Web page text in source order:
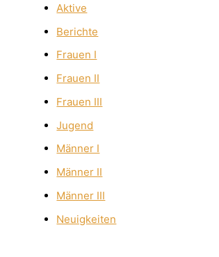
Aktive
Berichte
Frauen I
Frauen II
Frauen III
Jugend
Männer I
Männer II
Männer III
Neuigkeiten